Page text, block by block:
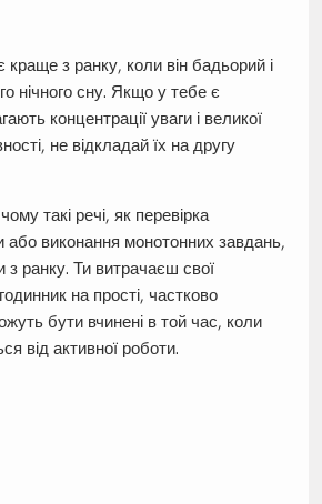
з ранку, коли він бадьорий і
нічного сну. Якщо у тебе є
концентрації уваги і великої
не відкладай їх на другу
такі речі, як перевірка
або виконання монотонних завдань,
з ранку. Ти витрачаєш свої
на прості, частково
бути вчинені в той час, коли
від активної роботи.